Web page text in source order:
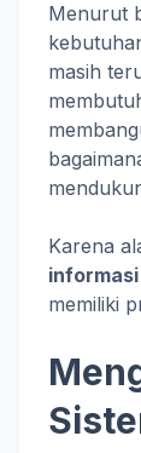
Menurut
masih
Karena
informasi
memiliki